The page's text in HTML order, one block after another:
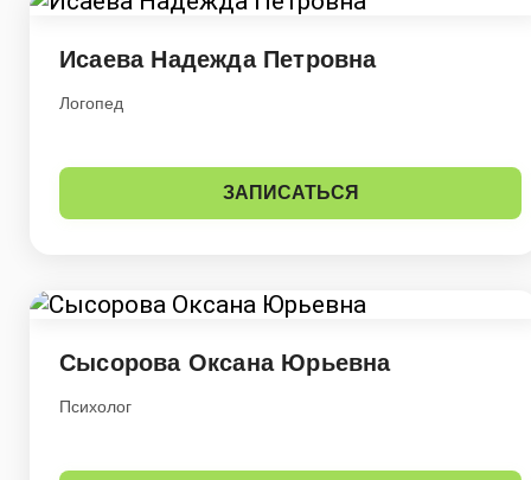
Исаева Надежда Петровна
Логопед
ЗАПИСАТЬСЯ
Сысорова Оксана Юрьевна
Психолог